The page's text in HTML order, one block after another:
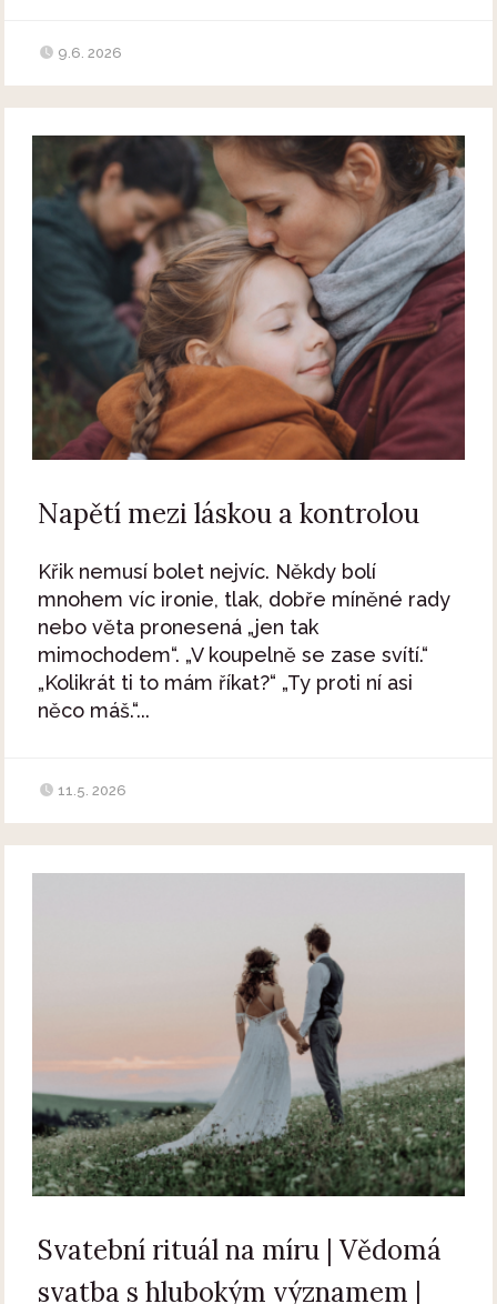
9.6. 2026
Napětí mezi láskou a kontrolou
Křik nemusí bolet nejvíc. Někdy bolí
mnohem víc ironie, tlak, dobře míněné rady
nebo věta pronesená „jen tak
mimochodem“. „V koupelně se zase svítí.“
„Kolikrát ti to mám říkat?“ „Ty proti ní asi
něco máš.“...
11.5. 2026
Svatební rituál na míru | Vědomá
svatba s hlubokým významem |